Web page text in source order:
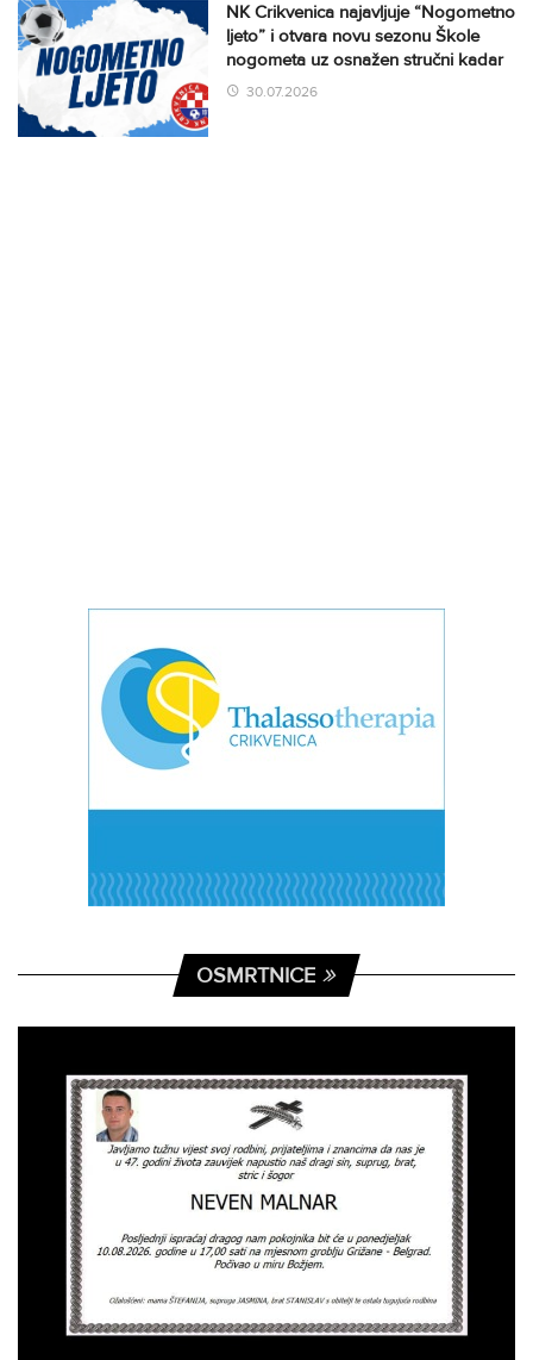
NK Crikvenica najavljuje “Nogometno
ljeto” i otvara novu sezonu Škole
nogometa uz osnažen stručni kadar
30.07.2026
OSMRTNICE